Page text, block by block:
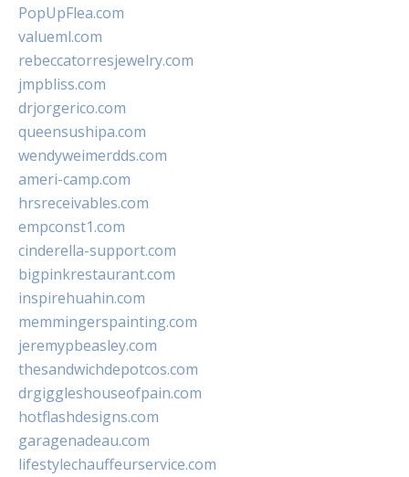
PopUpFlea.com
valueml.com
rebeccatorresjewelry.com
jmpbliss.com
drjorgerico.com
queensushipa.com
wendyweimerdds.com
ameri-camp.com
hrsreceivables.com
empconst1.com
cinderella-support.com
bigpinkrestaurant.com
inspirehuahin.com
memmingerspainting.com
jeremypbeasley.com
thesandwichdepotcos.com
drgiggleshouseofpain.com
hotflashdesigns.com
garagenadeau.com
lifestylechauffeurservice.com